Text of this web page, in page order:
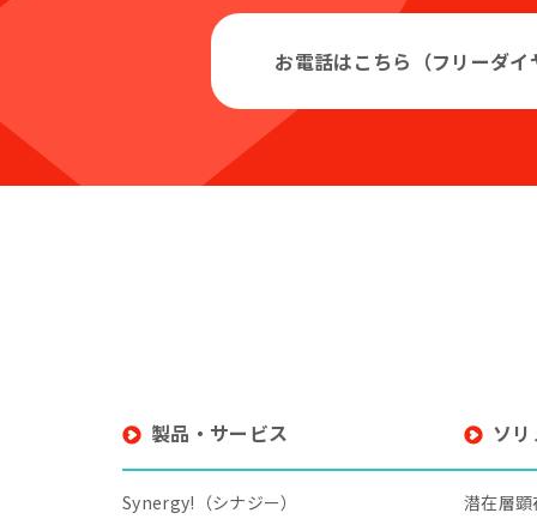
お電話はこちら（フリーダイ
製品・サービス
Synergy!（シナジー）
ソリ
潜在層